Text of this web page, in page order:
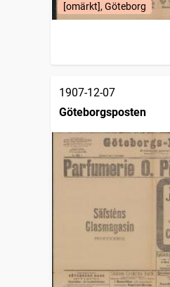
[omärkt], Göteborg
1907-12-07
Göteborgsposten